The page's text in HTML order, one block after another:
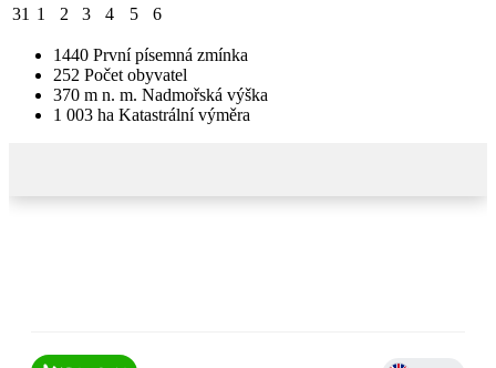
31 1 2 3 4 5 6
1440 První písemná zmínka
252 Počet obyvatel
370 m n. m. Nadmořská výška
1 003 ha Katastrální výměra